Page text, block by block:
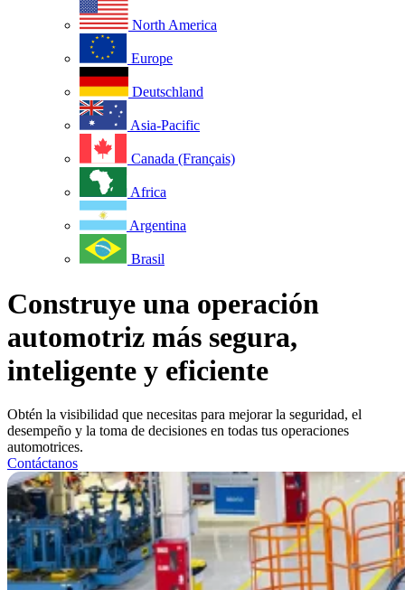
North America
Europe
Deutschland
Asia-Pacific
Canada (Français)
Africa
Argentina
Brasil
Construye una operación
automotriz más segura,
inteligente y eficiente
Obtén la visibilidad que necesitas para mejorar la seguridad, el
desempeño y la toma de decisiones en todas tus operaciones
automotrices.
Contáctanos